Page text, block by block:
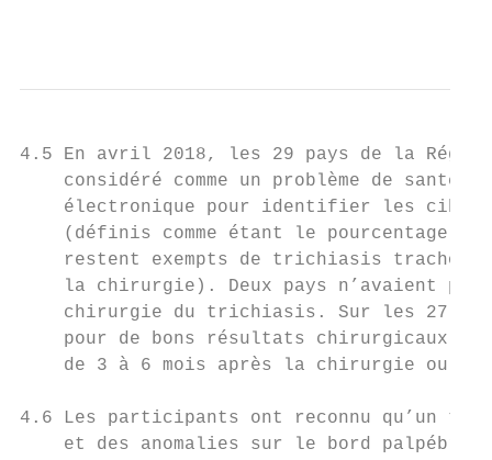
4.5 En avril 2018, les 29 pays de la
considéré comme un problème de santé
électronique pour identifier les
(définis comme étant le pourcentage
restent exempts de trichiasis
la chirurgie). Deux pays n’avaient
chirurgie du trichiasis. Sur les 27
pour de bons résultats chirurgicaux
de 3 à 6 mois après la chirurgie ou à
4.6 Les participants ont reconnu qu’un
et des anomalies sur le bord